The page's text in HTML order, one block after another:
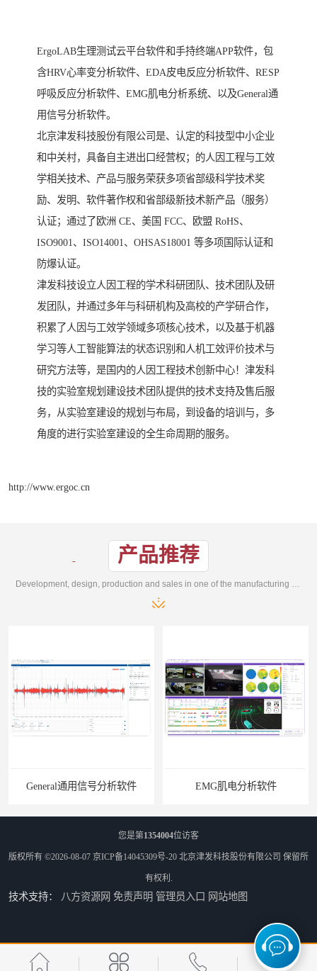
ErgoLAB生理测试云平台软件和手持终端APP软件，包
含HRV心率变分析软件、EDA皮电反应分析软件、RESP
呼吸反应分析软件、EMG肌电分析系统、以及General通
用信号分析软件。
北京津发科技股份有限公司是、认定的科技型中小企业
和中关村，具备自主进出口经营权；的人因工程与工效
学相关技术、产品与服务荣获多项省部级科学技术奖
励、发明、软件著作权和省部级新技术新产品（服务）
认证；通过了欧洲 CE、美国 FCC、欧盟 RoHS、
ISO9001、ISO14001、OHSAS18001 等多项国际认证和
防爆认证。
津发科技设立人因工程的学术科研团队、技术团队及研
发团队，并通过多年与科研机构及高校的产学研合作，
积累了人因与工效学领域多项核心技术，以及基于机器
学习等人工智能算法的状态识别和人机工效评价技术与
研究方法等，是国内的人因工程技术创新中心！津发科
技的实验室规划建设技术团队提供的技术支持及售后服
务，从实验室建设的规划与布局，到设备的培训与，多
角度的进行实验室建设的全生命周期的服务。
http://www.ergoc.cn
产品推荐
General通用信号分析软件 EMG肌电分析软件
ErgoLAB人机环境同步云平台 OMS材料物理光学属性测量仪
您是第1354004位访客
版权所有 ©2026-08-07 京ICP备14045309号-20 北京津发科技股份有限公司 保留所
有权利.
技术支持： 八方资源网 免责声明 管理员入口 网站地图